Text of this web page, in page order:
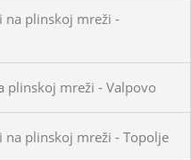
na plinskoj mreži -
plinskoj mreži - Valpovo
plinskoj mreži - Topolje